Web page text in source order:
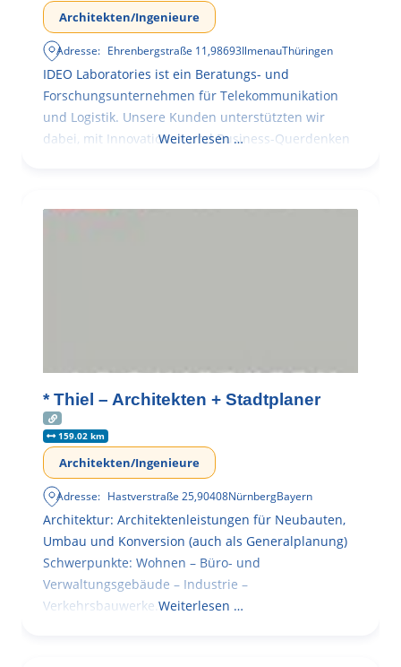
Architekten/Ingenieure
Adresse: Ehrenbergstraße 11,98693IlmenauThüringen
IDEO Laboratories ist ein Beratungs- und
Forschungsunternehmen für Telekommunikation
und Logistik. Unsere Kunden unterstützten wir
dabei, mit Innovationen und Business-Querdenken
Weiterlesen …
* Thiel – Architekten + Stadtplaner
159.02 km
Architekten/Ingenieure
Adresse: Hastverstraße 25,90408NürnbergBayern
Architektur: Architektenleistungen für Neubauten,
Umbau und Konversion (auch als Generalplanung)
Schwerpunkte: Wohnen – Büro- und
Verwaltungsgebäude – Industrie –
Verkehrsbauwerke. Weiterlesen …